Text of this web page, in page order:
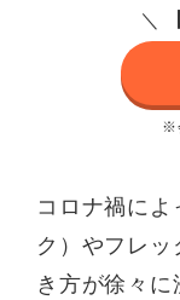
＼
※
コロナ禍に
ク）やフレ
き方が徐々